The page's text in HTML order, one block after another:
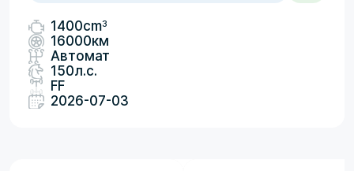
1400cm3
16000км
Автомат
150л.с.
FF
2026-07-03